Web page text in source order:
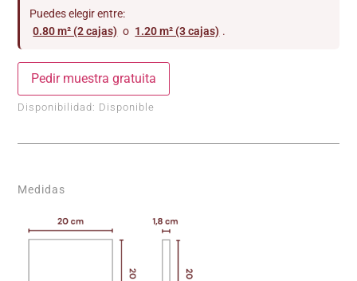
Puedes elegir entre:
0.80 m² (2 cajas) o 1.20 m² (3 cajas) .
Pedir muestra gratuita
Disponibilidad: Disponible
Medidas